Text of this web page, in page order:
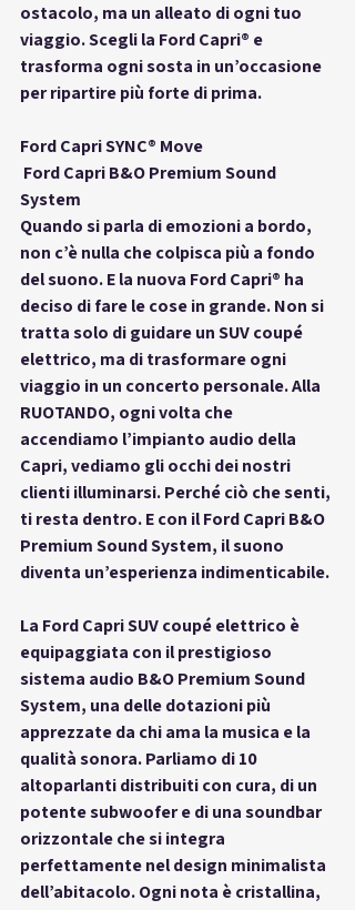
ostacolo, ma un alleato di ogni tuo
viaggio. Scegli la Ford Capri® e
trasforma ogni sosta in un’occasione
per ripartire più forte di prima.
Ford Capri SYNC® Move
Ford Capri B&O Premium Sound
System
Quando si parla di emozioni a bordo,
non c’è nulla che colpisca più a fondo
del suono. E la nuova Ford Capri® ha
deciso di fare le cose in grande. Non si
tratta solo di guidare un SUV coupé
elettrico, ma di trasformare ogni
viaggio in un concerto personale. Alla
RUOTANDO, ogni volta che
accendiamo l’impianto audio della
Capri, vediamo gli occhi dei nostri
clienti illuminarsi. Perché ciò che senti,
ti resta dentro. E con il Ford Capri B&O
Premium Sound System, il suono
diventa un’esperienza indimenticabile.
La Ford Capri SUV coupé elettrico è
equipaggiata con il prestigioso
sistema audio B&O Premium Sound
System, una delle dotazioni più
apprezzate da chi ama la musica e la
qualità sonora. Parliamo di 10
altoparlanti distribuiti con cura, di un
potente subwoofer e di una soundbar
orizzontale che si integra
perfettamente nel design minimalista
dell’abitacolo. Ogni nota è cristallina,